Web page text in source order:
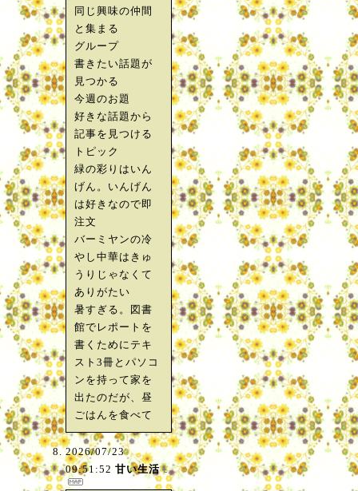
同じ興味の仲間
と集まる
グループ
書きたい話題が
見つかる
今週のお題
好きな話題から
記事を見つける
トピック
緑の彩りはいん
げん。いんげん
は好きなので即
注文
バーミヤンの冷
やし中華はきゅ
うりじゃなくて
ありがたい
暑すぎる。図書
館でレポートを
書くためにテキ
スト3冊とパソコ
ンを持って家を
出たのだが、昼
ごはんを食べて
2026/07/23
09:51:52 甘い生活